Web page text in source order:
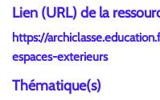
Lien (URL) de la
https://
espaces-exterieurs
Thématique(s)